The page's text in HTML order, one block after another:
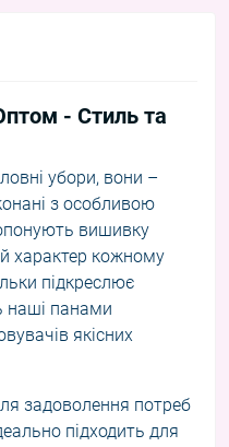
- Стиль та
убори, вони –
з особливою
вишивку
характер кожному
підкреслює
наші панами
якісних
задоволення потреб
підходить для